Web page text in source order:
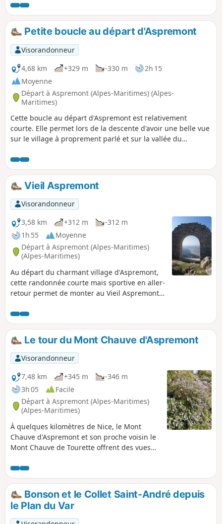
long parfois taillé dans la falaise, escarpé et
vertigineux, accroché sur le flanc Ouest
montagneux du Mont Arpasse, construit par
les bâtisseurs du canal de la Vésubie dans
les années 1870 offrant tout du long des
vues sur le Var. La partie entre la balise 296
et l'arrivée est réservée aux randonneurs
expérimentés.
Petite boucle au départ d'Aspremont
Visorandonneur
4,68 km
+329 m -330 m
2h 15
Moyenne
Départ à Aspremont (Alpes-Maritimes) (Alpes-
Maritimes)
Cette boucle au départ d'Aspremont est relativement
courte. Elle permet lors de la descente d'avoir une belle vue
sur le village à proprement parlé et sur la vallée du
méditerranéenne .
Vieil Aspremont
Visorandonneur
3,58 km
+312 m
-312 m
1h 55
Moyenne
Départ à Aspremont (Alpes-Maritimes)
(Alpes-Maritimes)
Au départ du charmant village d'Aspremont,
cette randonnée courte mais sportive en aller-
retour permet de monter au Vieil Aspremont,
Le tour du Mont Chauve d'Aspremont
Visorandonneur
7,48 km
+345 m
-346 m
3h 05
Facile
Départ à Aspremont (Alpes-Maritimes)
(Alpes-Maritimes)
À quelques kilomètres de Nice, le Mont
Chauve d'Aspremont et son proche voisin le
Mont Chauve de Tourette offrent des vues
Anges et la Méditerranée mais aussi vers le
Nord avec les Alpes et le Mercantour.
Bonson et le Collet Saint-André depuis
le Plan du Var